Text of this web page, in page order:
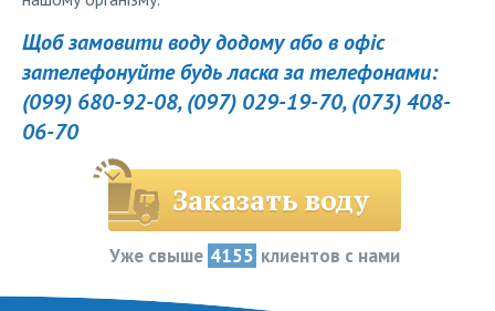
Щоб замовити воду додому або в офіс
зателефонуйте будь ласка за телефонами:
(099) 680-92-08, (097) 029-19-70, (073) 408-
06-70
Заказать воду
Уже свыше 4155 клиентов с нами